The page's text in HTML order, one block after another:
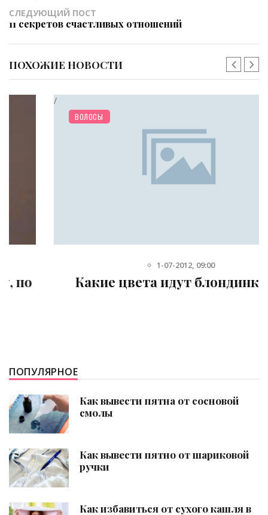
СЛЕДУЮЩИЙ ПОСТ
11 секретов счастливых отношений
ПОХОЖИЕ НОВОСТИ
1-07-2012, 09:00
Какие цвета идут блондинкам?
ПОПУЛЯРНОЕ
Как вывести пятна от сосновой
смолы
Как вывести пятно от шариковой
ручки
Как избавиться от сухого кашля в